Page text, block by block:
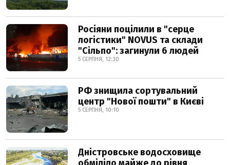
Росіяни поцілили в "серце
логістики" NOVUS та склади
"Сільпо": загинули 6 людей
5 СЕРПНЯ, 12:30
РФ знищила сортувальний
центр "Нової пошти" в Києві
5 СЕРПНЯ, 10:10
Дністровське водосховище